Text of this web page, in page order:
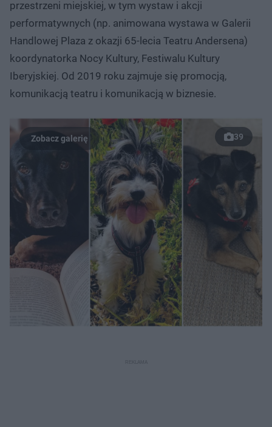
przestrzeni miejskiej, w tym wystaw i akcji
performatywnych (np. animowana wystawa w Galerii
Handlowej Plaza z okazji 65-lecia Teatru Andersena)
koordynatorka Nocy Kultury, Festiwalu Kultury
Iberyjskiej. Od 2019 roku zajmuje się promocją,
komunikacją teatru i komunikacją w biznesie.
39